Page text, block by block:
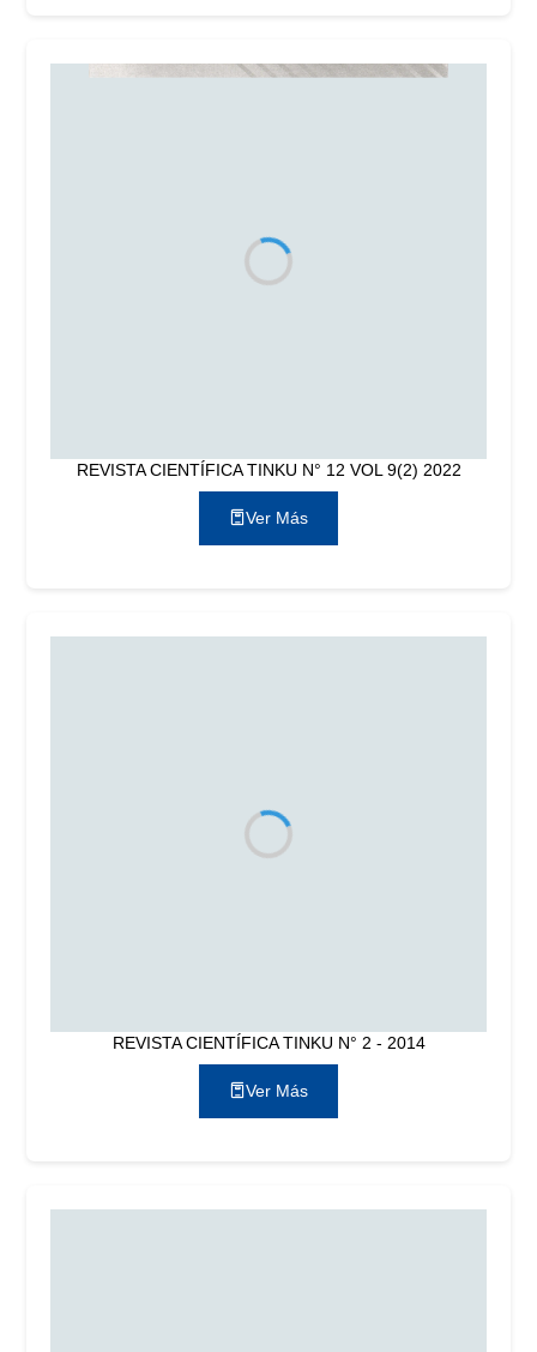
REVISTA CIENTÍFICA TINKU N° 12 VOL 9(2) 2022
Ver Más
REVISTA CIENTÍFICA TINKU N° 2 - 2014
Ver Más